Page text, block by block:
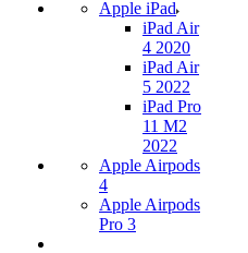
Apple iPad
iPad Air
4 2020
iPad Air
5 2022
iPad Pro
11 M2
2022
Apple Airpods
4
Apple Airpods
Pro 3